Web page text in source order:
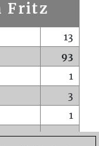
Fritz
13
93
1
3
1
1